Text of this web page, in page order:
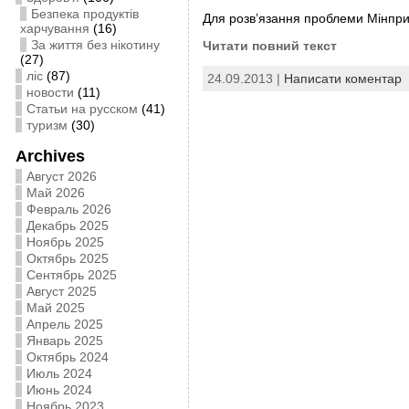
Безпека продуктів
харчування (16)
За життя без нікотину
(27)
ліс(87)
новости (11)
Статьи на русском (41)
туризм (30)
Archives
Август 2026
Май 2026
Февраль 2026
Декабрь 2025
Ноябрь 2025
Октябрь 2025
Сентябрь 2025
Август 2025
Май 2025
Апрель 2025
Январь 2025
Октябрь 2024
Июль 2024
Июнь 2024
Для розв’язання проблеми
Читати повний текст
24.09.2013 | Написати коментар